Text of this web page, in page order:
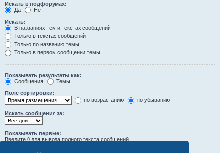
Искать в подфорумах:
Да
Нет
Искать:
В названиях тем и текстах сообщений
Только в текстах сообщений
Только по названию темы
Только в первом сообщении темы
Показывать результаты как:
Сообщения
Темы
Поле сортировки:
по возрастанию
по убыванию
Искать сообщения за:
Показывать первые:
Введите 0 для вывода полного текста сообщений.